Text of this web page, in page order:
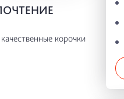
корочки